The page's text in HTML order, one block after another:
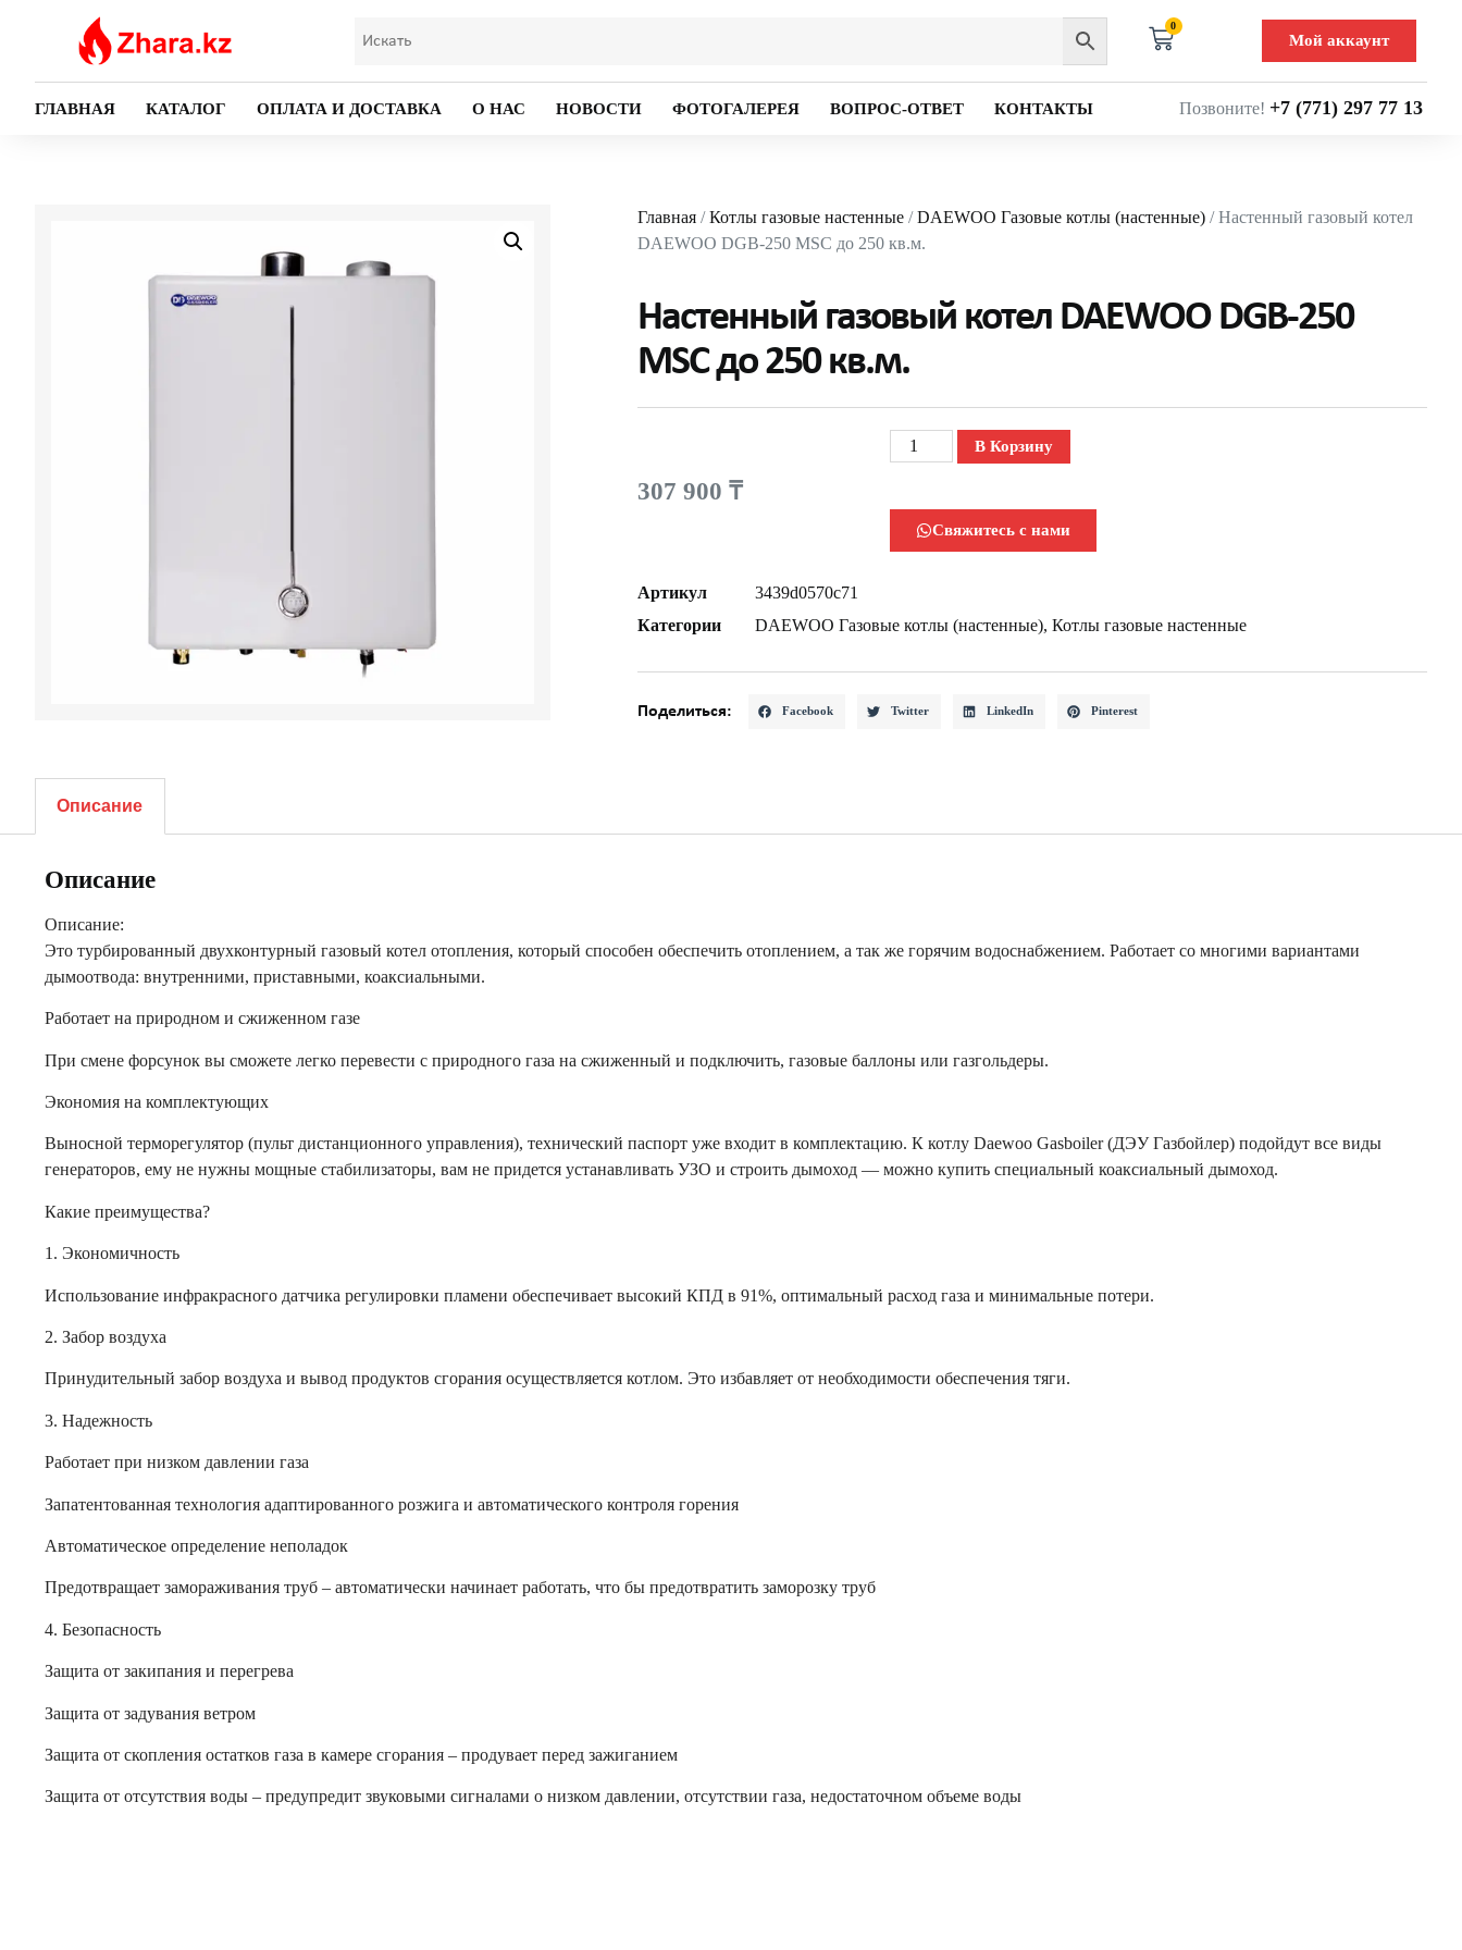
0
Мой аккаунт
ГЛАВНАЯ КАТАЛОГ ОПЛАТА И ДОСТАВКА О НАС НОВОСТИ ФОТОГАЛЕРЕЯ ВОПРОС-ОТВЕТ КОНТАКТЫ Позвоните! +7 (771) 297 77 13
Главная/Котлы газовые настенные/DAEWOO Газовые котлы (настенные)/ Настенный газовый котел
DAEWOO DGB-250 MSC до 250 кв.м.
Настенный газовый котел DAEWOO DGB-250
MSC до 250 кв.м.
307 900 ₸
В Корзину
Свяжитесь с нами
Артикул
3439d0570c71
Категории
DAEWOO Газовые котлы (настенные), Котлы газовые настенные
Поделиться: Facebook Twitter LinkedIn Pinterest
Описание
Описание
Описание:
Это турбированный двухконтурный газовый котел отопления, который способен обеспечить отоплением, а так же горячим водоснабжением. Работает со многими вариантами
дымоотвода: внутренними, приставными, коаксиальными.
Работает на природном и сжиженном газе
При смене форсунок вы сможете легко перевести с природного газа на сжиженный и подключить, газовые баллоны или газгольдеры.
Экономия на комплектующих
Выносной терморегулятор (пульт дистанционного управления), технический паспорт уже входит в комплектацию. К котлу Daewoo Gasboiler (ДЭУ Газбойлер) подойдут все виды
генераторов, ему не нужны мощные стабилизаторы, вам не придется устанавливать УЗО и строить дымоход — можно купить специальный коаксиальный дымоход.
Какие преимущества?
1. Экономичность
Использование инфракрасного датчика регулировки пламени обеспечивает высокий КПД в 91%, оптимальный расход газа и минимальные потери.
2. Забор воздуха
Принудительный забор воздуха и вывод продуктов сгорания осуществляется котлом. Это избавляет от необходимости обеспечения тяги.
3. Надежность
Работает при низком давлении газа
Запатентованная технология адаптированного розжига и автоматического контроля горения
Автоматическое определение неполадок
Предотвращает замораживания труб – автоматически начинает работать, что бы предотвратить заморозку труб
4. Безопасность
Защита от закипания и перегрева
Защита от задувания ветром
Защита от скопления остатков газа в камере сгорания – продувает перед зажиганием
Защита от отсутствия воды – предупредит звуковыми сигналами о низком давлении, отсутствии газа, недостаточном объеме воды